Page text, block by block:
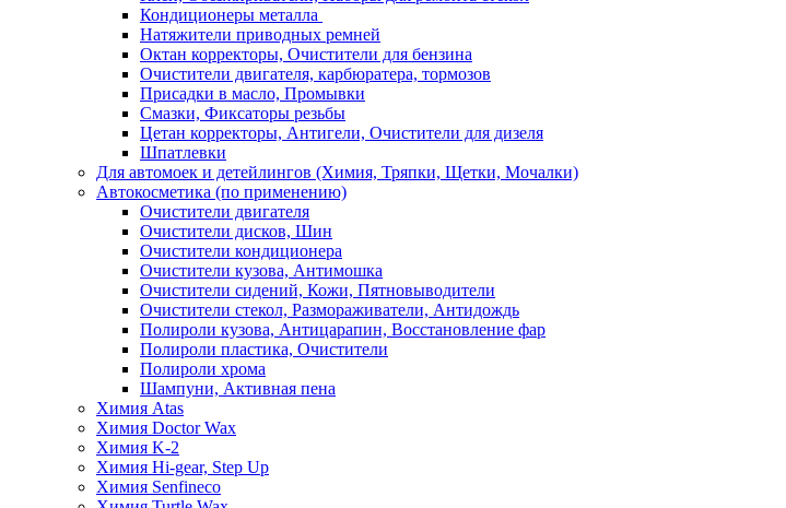
Кондиционеры металла
Натяжители приводных ремней
Октан корректоры, Очистители для бензина
Очистители двигателя, карбюратера, тормозов
Присадки в масло, Промывки
Смазки, Фиксаторы резьбы
Цетан корректоры, Антигели, Очистители для дизеля
Шпатлевки
Для автомоек и детейлингов (Химия, Тряпки, Щетки, Мочалки)
Автокосметика (по применению)
Очистители двигателя
Очистители дисков, Шин
Очистители кондиционера
Очистители кузова, Антимошка
Очистители сидений, Кожи, Пятновыводители
Очистители стекол, Размораживатели, Антидождь
Полироли кузова, Антицарапин, Восстановление фар
Полироли пластика, Очистители
Полироли хрома
Шампуни, Активная пена
Химия Atas
Химия Doctor Wax
Химия K-2
Химия Hi-gear, Step Up
Химия Senfineco